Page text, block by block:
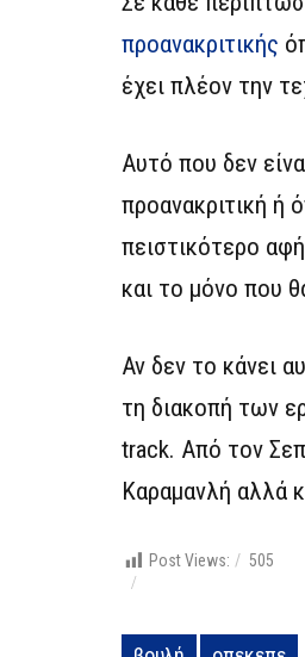
προανακριτικής
έχει πλέον την
Αυτό που δεν
προανακριτική ή
πειστικότερο
και το μόνο που
Αν δεν το κάνει
τη διακοπή των
track. Από τον
Καραμανλή αλλά
Post Views: 505